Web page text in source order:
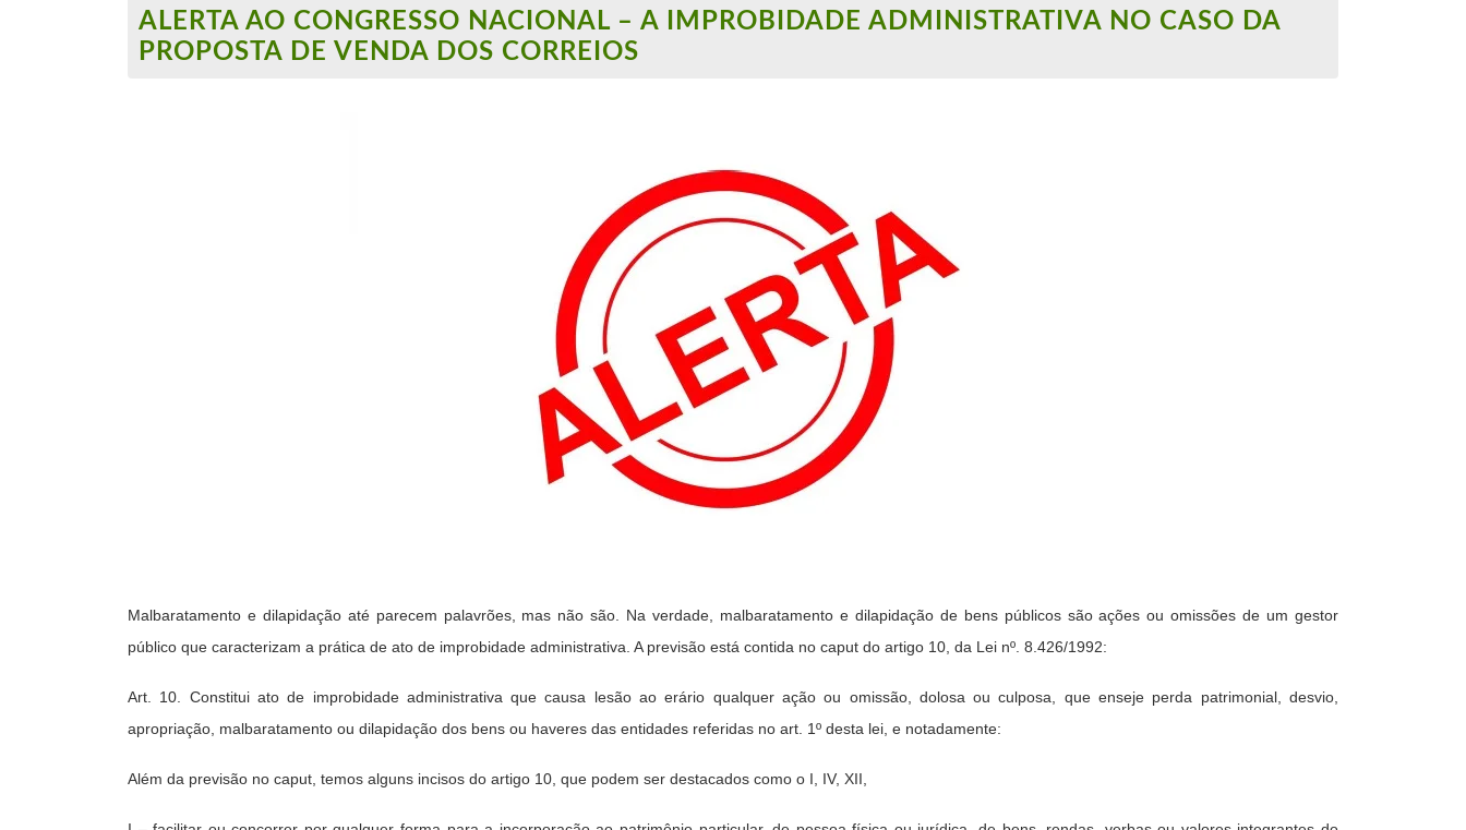
ALERTA AO CONGRESSO NACIONAL – A IMPROBIDADE ADMINISTRATIVA NO CASO DA
PROPOSTA DE VENDA DOS CORREIOS
Malbaratamento e dilapidação até parecem palavrões, mas não são. Na verdade, malbaratamento e dilapidação de bens públicos são ações ou omissões de um gestor
público que caracterizam a prática de ato de improbidade administrativa. A previsão está contida no caput do artigo 10, da Lei nº. 8.426/1992:
Art. 10. Constitui ato de improbidade administrativa que causa lesão ao erário qualquer ação ou omissão, dolosa ou culposa, que enseje perda patrimonial, desvio,
apropriação, malbaratamento ou dilapidação dos bens ou haveres das entidades referidas no art. 1º desta lei, e notadamente:
Além da previsão no caput, temos alguns incisos do artigo 10, que podem ser destacados como o I, IV, XII,